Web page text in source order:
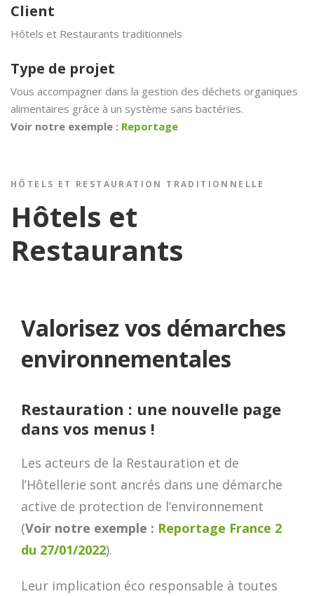
Client
Hôtels et Restaurants traditionnels
Type de projet
Vous accompagner dans la gestion des déchets organiques
alimentaires grâce à un système sans bactéries.
Voir notre exemple : Reportage
HÔTELS ET RESTAURATION TRADITIONNELLE
Hôtels et
Restaurants
Valorisez vos démarches
environnementales
Restauration : une nouvelle page
dans vos menus !
Les acteurs de la Restauration et de
l’Hôtellerie sont ancrés dans une démarche
active de protection de l’environnement
(Voir notre exemple : Reportage France 2
du 27/01/2022).
Leur implication éco responsable à toutes